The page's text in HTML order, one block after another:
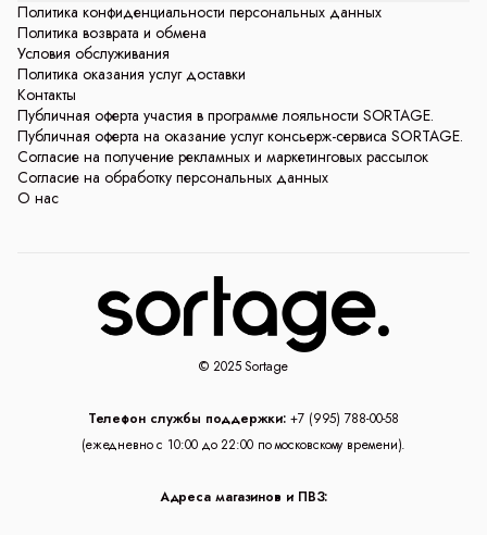
Политика конфиденциальности персональных данных
Политика возврата и обмена
Условия обслуживания
Политика оказания услуг доставки
Контакты
Публичная оферта участия в программе лояльности SORTAGE.
Публичная оферта на оказание услуг консьерж-сервиса SORTAGE.
Согласие на получение рекламных и маркетинговых рассылок
Согласие на обработку персональных данных
О нас
© 2025 Sortage
Телефон службы поддержки: +7 (995) 788-00-58
(ежедневно с 10:00 до 22:00 по московскому времени).
Адреса магазинов и ПВЗ: